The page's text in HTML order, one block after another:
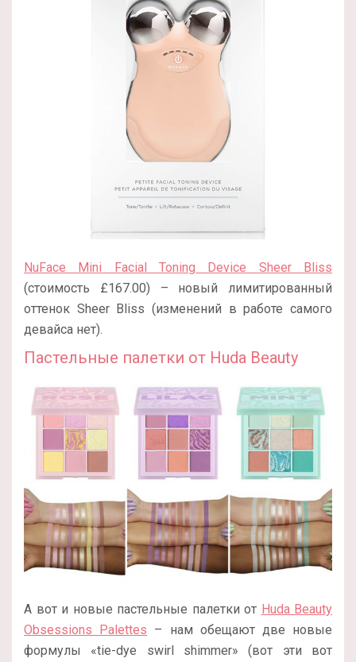
NuFace Mini Facial Toning Device Sheer Bliss
(стоимость £167.00) – новый лимитированный
оттенок Sheer Bliss (изменений в работе самого
девайса нет).
Пастельные палетки от Huda Beauty
А вот и новые пастельные палетки от Huda Beauty
Obsessions Palettes – нам обещают две новые
формулы «tie-dye swirl shimmer» (вот эти вот